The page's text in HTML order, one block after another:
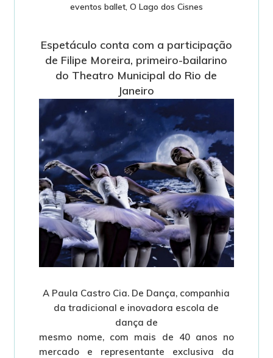
eventos ballet, O Lago dos Cisnes
Espetáculo conta com a participação
de Filipe Moreira, primeiro-bailarino
do Theatro Municipal do Rio de
Janeiro
A Paula Castro Cia. De Dança, companhia
da tradicional e inovadora escola de
dança de
mesmo nome, com mais de 40 anos no
mercado e representante exclusiva da